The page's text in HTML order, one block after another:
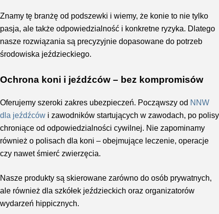
Znamy tę branżę od podszewki i wiemy, że konie to nie tylko
pasja, ale także odpowiedzialność i konkretne ryzyka. Dlatego
nasze rozwiązania są precyzyjnie dopasowane do potrzeb
środowiska jeździeckiego.
Ochrona koni i jeźdźców – bez kompromisów
Oferujemy szeroki zakres ubezpieczeń. Począwszy od NNW
dla jeźdźców i zawodników startujących w zawodach, po polisy
chroniące od odpowiedzialności cywilnej. Nie zapominamy
również o polisach dla koni – obejmujące leczenie, operacje
czy nawet śmierć zwierzęcia.
Nasze produkty są skierowane zarówno do osób prywatnych,
ale również dla szkółek jeździeckich oraz organizatorów
wydarzeń hippicznych.